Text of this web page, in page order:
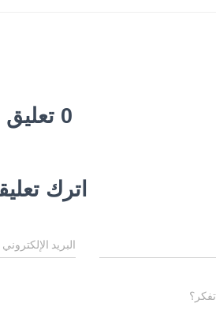
0 تعليق
اترك
البريد الإلكتروني